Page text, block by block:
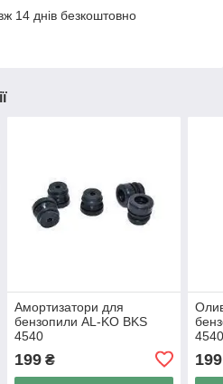
14 днів безкоштовно
Амортизатори для
бензопили AL-KO BKS
4540
199₴ 199